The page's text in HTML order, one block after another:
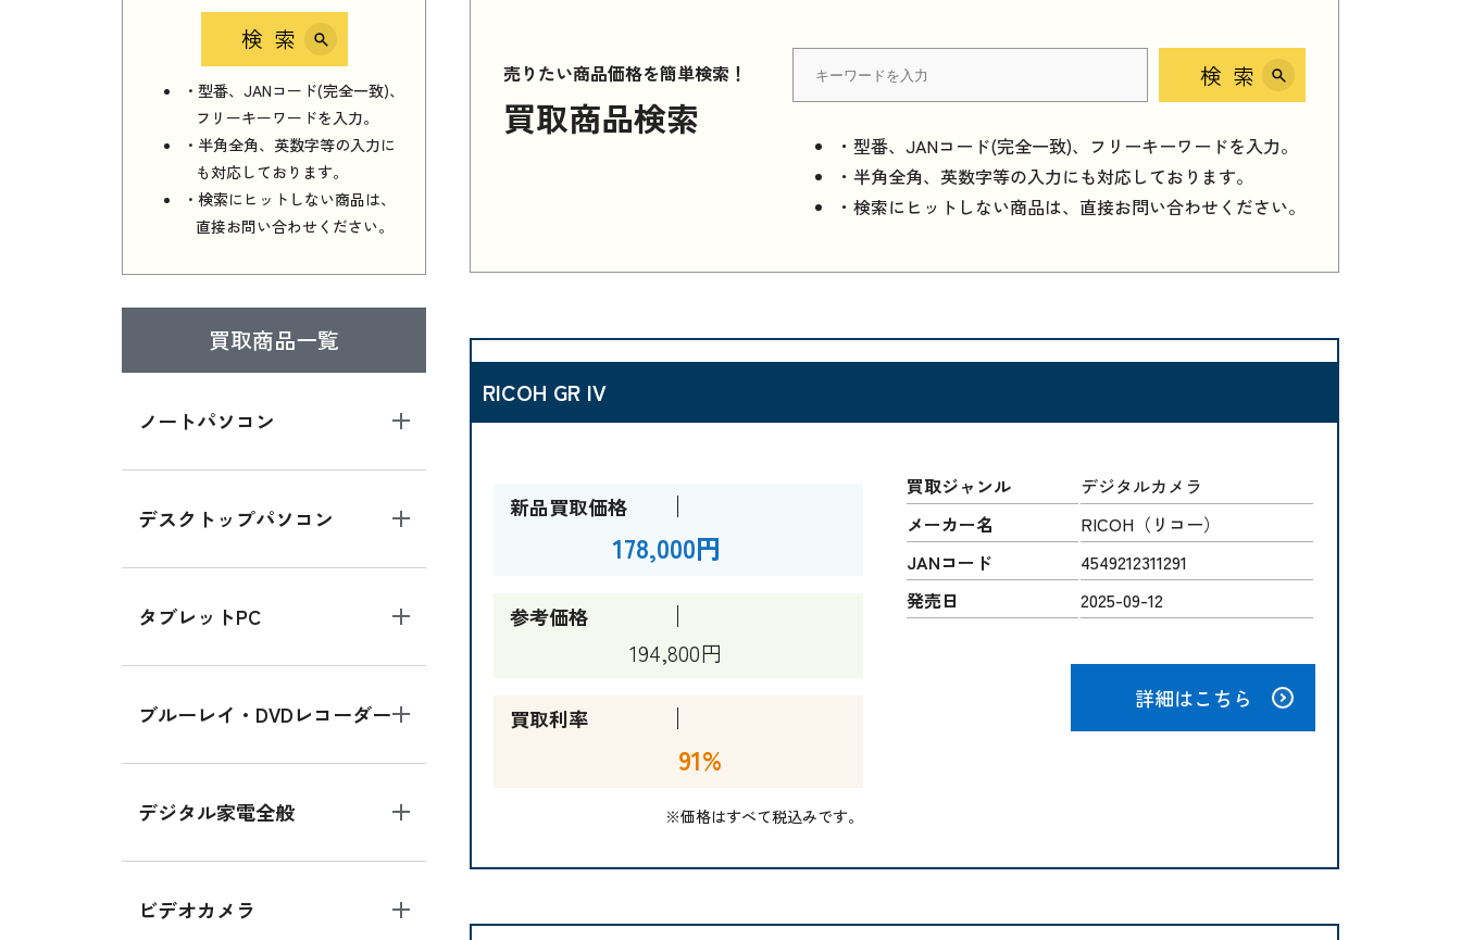
検索
・型番、JANコード(完全一致)、
フリーキーワードを入力。
・半角全角、英数字等の入力に
も対応しております。
・検索にヒットしない商品は、
直接お問い合わせください。
買取商品一覧
ノートパソコン
デスクトップパソコン
タブレットPC
ブルーレイ・DVDレコーダー
デジタル家電全般
ビデオカメラ
売りたい商品価格を簡単検索！
買取商品検索
検索
・型番、JANコード(完全一致)、フリーキーワードを入力。
・半角全角、英数字等の入力にも対応しております。
・検索にヒットしない商品は、直接お問い合わせください。
RICOH GR IV
新品買取価格
178,000円
参考価格
194,800円
買取利率
91%
※価格はすべて税込みです。
買取ジャンル
デジタルカメラ
メーカー名
RICOH（リコー）
JANコード
4549212311291
発売日
2025-09-12
詳細はこちら